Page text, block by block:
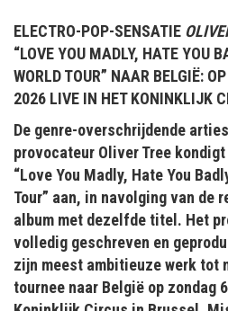
ELECTRO-POP-SENSATIE
“LOVE YOU MADLY, HATE YOU
WORLD TOUR” NAAR BELGIË:
2026 LIVE IN HET KONINKLIJK
De genre-overschrijdende
provocateur Oliver Tree
“Love You Madly, Hate You
Tour” aan, in navolging van de
album met dezelfde titel. Het
volledig geschreven en
zijn meest ambitieuze werk tot
tournee naar België op zondag